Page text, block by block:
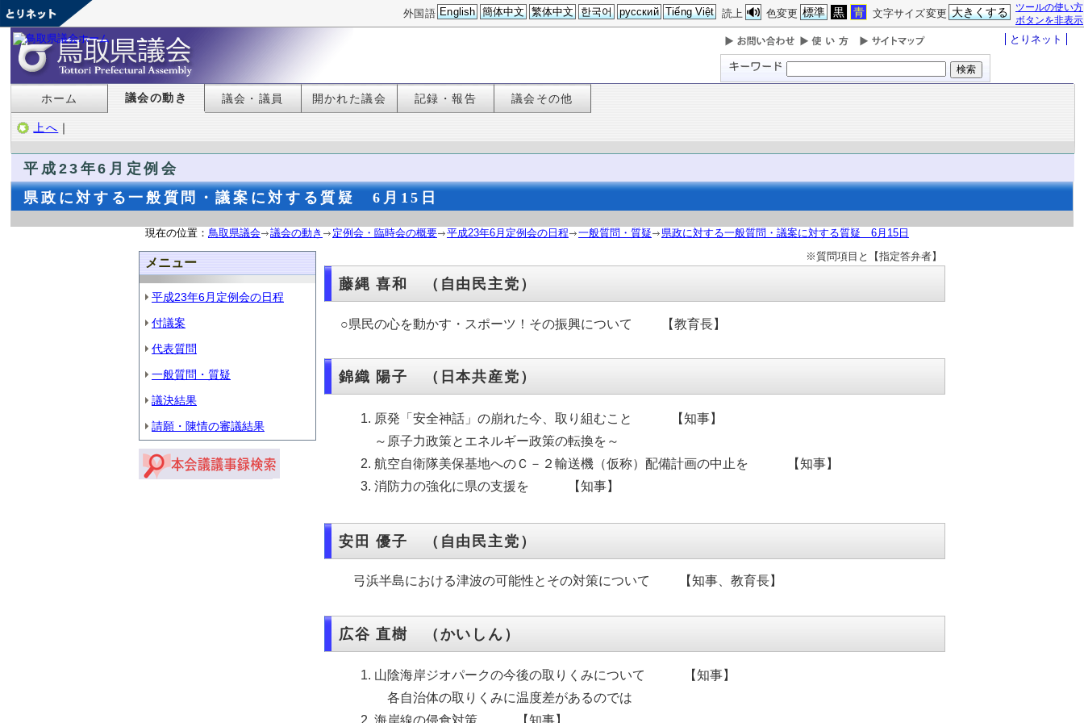
ツールの使い方
ボタンを非表示
文字サイズ変更 大きくする
色変更 標準 黒 青
読上
外国語 English 簡体中文 繁体中文 한국어 русский Tiếng Việt
とりネット
ホーム 議会の動き 議会・議員 開かれた議会 記録・報告 議会その他
上へ ｜
平成23年6月定例会
県政に対する一般質問・議案に対する質疑 6月15日
現在の位置： 鳥取県議会 議会の動き 定例会・臨時会の概要 平成23年6月定例会の日程 一般質問・質疑 県政に対する一般質問・議案に対する質疑 6月15日
メニュー
平成23年6月定例会の日程
付議案
代表質問
一般質問・質疑
議決結果
請願・陳情の審議結果
※質問項目と【指定答弁者】
藤縄 喜和 （自由民主党）
○県民の心を動かす・スポーツ！その振興について 【教育長】
錦織 陽子 （日本共産党）
原発「安全神話」の崩れた今、取り組むこと 【知事】
～原子力政策とエネルギー政策の転換を～
航空自衛隊美保基地へのＣ－２輸送機（仮称）配備計画の中止を 【知事】
消防力の強化に県の支援を 【知事】
安田 優子 （自由民主党）
弓浜半島における津波の可能性とその対策について 【知事、教育長】
広谷 直樹 （かいしん）
山陰海岸ジオパークの今後の取りくみについて 【知事】
各自治体の取りくみに温度差があるのでは